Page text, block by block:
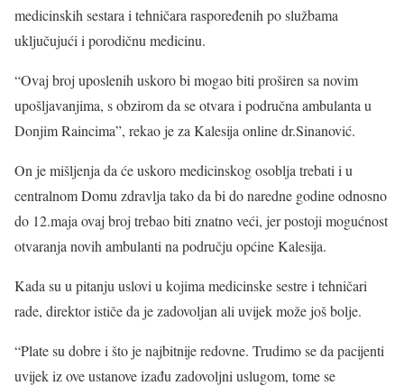
medicinskih sestara i tehničara raspoređenih po službama
uključujući i porodičnu medicinu.
“Ovaj broj uposlenih uskoro bi mogao biti proširen sa novim
upošljavanjima, s obzirom da se otvara i područna ambulanta u
Donjim Raincima”, rekao je za Kalesija online dr.Sinanović.
On je mišljenja da će uskoro medicinskog osoblja trebati i u
centralnom Domu zdravlja tako da bi do naredne godine odnosno
do 12.maja ovaj broj trebao biti znatno veći, jer postoji mogućnost
otvaranja novih ambulanti na području općine Kalesija.
Kada su u pitanju uslovi u kojima medicinske sestre i tehničari
rade, direktor ističe da je zadovoljan ali uvijek može još bolje.
“Plate su dobre i što je najbitnije redovne. Trudimo se da pacijenti
uvijek iz ove ustanove izađu zadovoljni uslugom, tome se